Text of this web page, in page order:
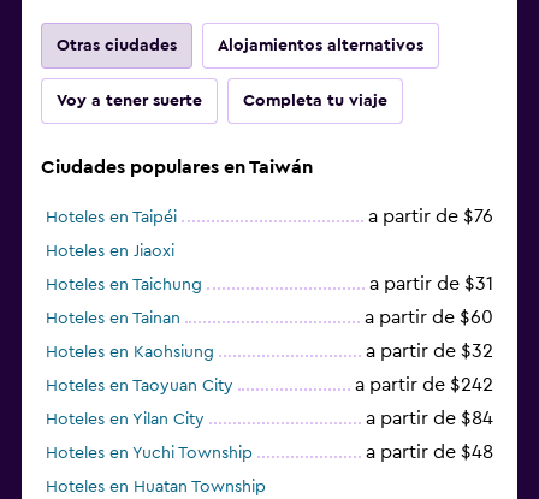
Otras ciudades Alojamientos alternativos
Voy a tener suerte Completa tu viaje
Ciudades populares en Taiwán
Hoteles en Taipéi a partir de $76
Hoteles en Jiaoxi
Hoteles en Taichung
a partir de $31
Hoteles en Tainan a partir de $60
Hoteles en Kaohsiung a partir de $32
Hoteles en Taoyuan City a partir de $242
Hoteles en Yilan City a partir de $84
Hoteles en Yuchi Township a partir de $48
Hoteles en Huatan Township